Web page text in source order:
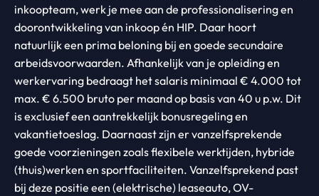
inkoopteam, werk je mee aan de professionalisering en
doorontwikkeling van inkoop én HIP. Daar hoort
natuurlijk een prima beloning bij en goede secundaire
arbeidsvoorwaarden. Afhankelijk van je opleiding en
werkervaring bedraagt het salaris minimaal € 4.000 tot
max. € 6.500 bruto per maand op basis van 40 u p.w. Dit
is exclusief een aantrekkelijk bonusregeling en
vakantietoeslag. Daarnaast zijn er vanzelfsprekende
goede voorzieningen zoals flexibele werktijden, hybride
(thuis)werken en sportfaciliteiten. Vanzelfsprekend past
bij deze positie een (elektrische) leaseauto, OV-